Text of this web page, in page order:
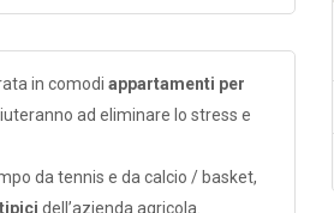
in comodi appartamenti per
ad eliminare lo stress e
da tennis e da calcio / basket,
dell’azienda agricola.